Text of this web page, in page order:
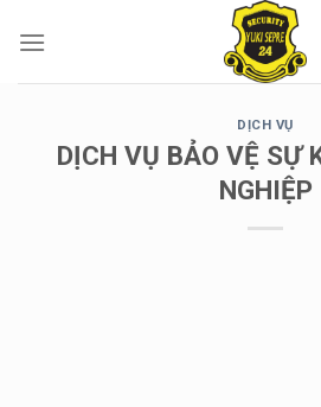
đến
DỊCH VỤ
DỊCH VỤ BẢO VỆ SỰ
NGHIỆP